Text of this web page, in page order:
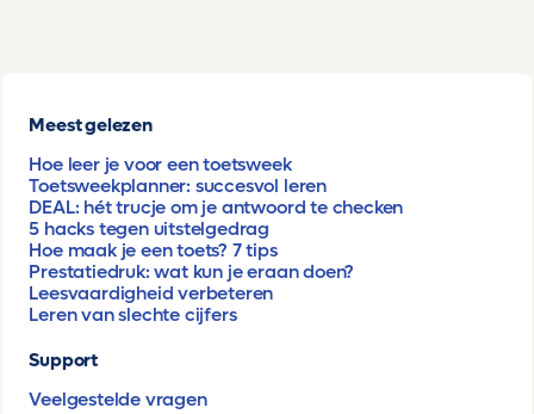
Meest gelezen
Hoe leer je voor een toetsweek
Toetsweekplanner: succesvol leren
DEAL: hét trucje om je antwoord te checken
5 hacks tegen uitstelgedrag
Hoe maak je een toets? 7 tips
Prestatiedruk: wat kun je eraan doen?
Leesvaardigheid verbeteren
Leren van slechte cijfers
Support
Veelgestelde vragen